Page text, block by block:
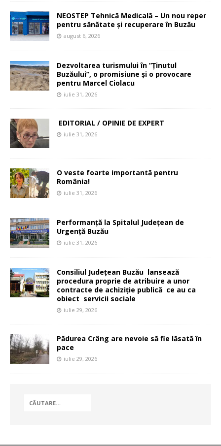
NEOSTEP Tehnică Medicală – Un nou reper
pentru sănătate și recuperare în Buzău
august 6, 2026
Dezvoltarea turismului în ”Ținutul
Buzăului”, o promisiune și o provocare
pentru Marcel Ciolacu
iulie 31, 2026
EDITORIAL / OPINIE DE EXPERT
iulie 31, 2026
O veste foarte importantă pentru
România!
iulie 31, 2026
Performanță la Spitalul Județean de
Urgență Buzău
iulie 31, 2026
Consiliul Județean Buzău lansează
procedura proprie de atribuire a unor
contracte de achiziție publică ce au ca
obiect servicii sociale
iulie 29, 2026
Pădurea Crâng are nevoie să fie lăsată în
pace
iulie 29, 2026